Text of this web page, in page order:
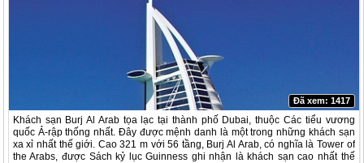
Khách sạn Burj Al Arab tọa lạc tại thành phố Dubai, thuộc Các tiểu vương
quốc Ả-rập thống nhất. Đây được mệnh danh là một trong những khách sạn
xa xỉ nhất thế giới. Cao 321 m với 56 tầng, Burj Al Arab, có nghĩa là Tower of
the Arabs, được Sách kỷ lục Guinness ghi nhận là khách sạn cao nhất thế
Đã xem: 1417